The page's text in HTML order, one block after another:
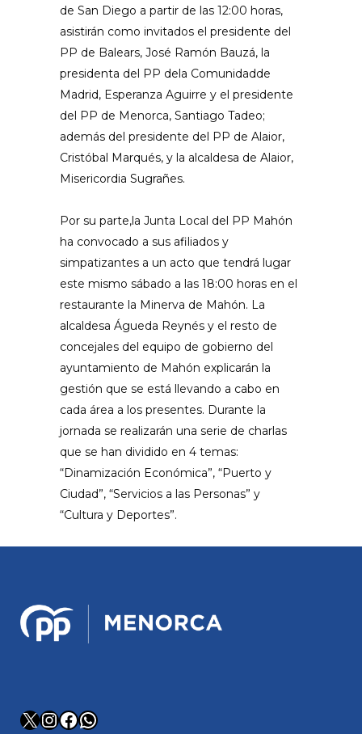
de San Diego a partir de las 12:00 horas,
asistirán como invitados el presidente del
PP de Balears, José Ramón Bauzá, la
presidenta del PP dela Comunidadde
Madrid, Esperanza Aguirre y el presidente
del PP de Menorca, Santiago Tadeo;
además del presidente del PP de Alaior,
Cristóbal Marqués, y la alcaldesa de Alaior,
Misericordia Sugrañes.
Por su parte,la Junta Local del PP Mahón
ha convocado a sus afiliados y
simpatizantes a un acto que tendrá lugar
este mismo sábado a las 18:00 horas en el
restaurante la Minerva de Mahón. La
alcaldesa Águeda Reynés y el resto de
concejales del equipo de gobierno del
ayuntamiento de Mahón explicarán la
gestión que se está llevando a cabo en
cada área a los presentes. Durante la
jornada se realizarán una serie de charlas
que se han dividido en 4 temas:
“Dinamización Económica”, “Puerto y
Ciudad”, “Servicios a las Personas” y
“Cultura y Deportes”.
X Instagram
Facebook
WhatsApp